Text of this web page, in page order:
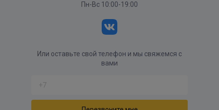
Пн-Вс 10:00-19:00
Или оставьте свой телефон и мы свяжемся с
вами